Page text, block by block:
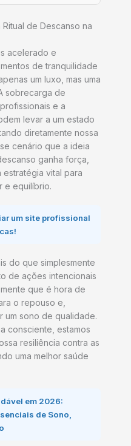
de Descanso na
acelerado e
de tranquilidade
um luxo, mas uma
sobrecarga de
e a
levar a um estado
diretamente nossa
cenário que a ideia
ganha força,
vital para
e equilíbrio.
um site profissional
do que simplesmente
de ações intencionais
que é hora de
o repouso e,
um sono de qualidade.
consciente, estamos
resiliência contra as
uma melhor saúde
em 2026:
de Sono,